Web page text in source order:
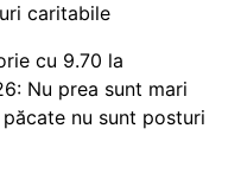
caritabile
cu 9.70 la
Nu prea sunt mari
nu sunt posturi